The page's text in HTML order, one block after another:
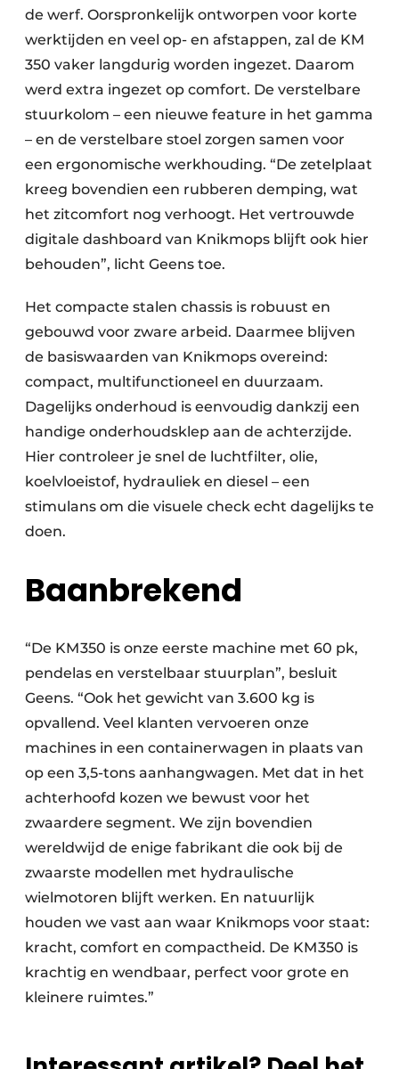
de werf. Oorspronkelijk ontworpen voor korte
werktijden en veel op- en afstappen, zal de KM
350 vaker langdurig worden ingezet. Daarom
werd extra ingezet op comfort. De verstelbare
stuurkolom – een nieuwe feature in het gamma
– en de verstelbare stoel zorgen samen voor
een ergonomische werkhouding. “De zetelplaat
kreeg bovendien een rubberen demping, wat
het zitcomfort nog verhoogt. Het vertrouwde
digitale dashboard van Knikmops blijft ook hier
behouden”, licht Geens toe.
Het compacte stalen chassis is robuust en
gebouwd voor zware arbeid. Daarmee blijven
de basiswaarden van Knikmops overeind:
compact, multifunctioneel en duurzaam.
Dagelijks onderhoud is eenvoudig dankzij een
handige onderhoudsklep aan de achterzijde.
Hier controleer je snel de luchtfilter, olie,
koelvloeistof, hydrauliek en diesel – een
stimulans om die visuele check echt dagelijks te
doen.
Baanbrekend
“De KM 350 is onze eerste machine met 60 pk,
pendelas en verstelbaar stuurplan”, besluit
Geens. “Ook het gewicht van 3.600 kg is
opvallend. Veel klanten vervoeren onze
machines in een containerwagen in plaats van
op een 3,5-tons aanhangwagen. Met dat in het
achterhoofd kozen we bewust voor het
zwaardere segment. We zijn bovendien
wereldwijd de enige fabrikant die ook bij de
zwaarste modellen met hydraulische
wielmotoren blijft werken. En natuurlijk
houden we vast aan waar Knikmops voor staat:
kracht, comfort en compactheid. De KM 350 is
krachtig en wendbaar, perfect voor grote en
kleinere ruimtes.”